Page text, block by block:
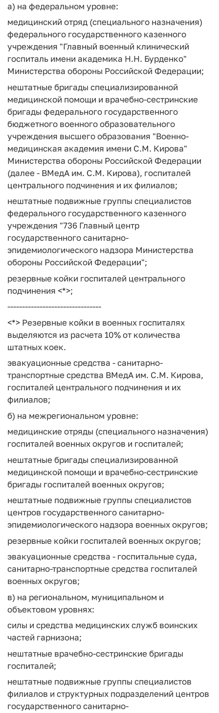
а) на федеральном уровне:
медицинский отряд (специального назначения)
федерального государственного казенного
учреждения "Главный военный клинический
госпиталь имени академика Н.Н. Бурденко"
Министерства обороны Российской Федерации;
нештатные бригады специализированной
медицинской помощи и врачебно-сестринские
бригады федерального государственного
бюджетного военного образовательного
учреждения высшего образования "Военно-
медицинская академия имени С.М. Кирова"
Министерства обороны Российской Федерации
(далее - ВМедА им. С.М. Кирова), госпиталей
центрального подчинения и их филиалов;
нештатные подвижные группы специалистов
федерального государственного казенного
учреждения "736 Главный центр
государственного санитарно-
эпидемиологического надзора Министерства
обороны Российской Федерации";
резервные койки госпиталей центрального
подчинения <*>;
--------------------------------
<*> Резервные койки в военных госпиталях
выделяются из расчета 10% от количества
штатных коек.
эвакуационные средства - санитарно-
транспортные средства ВМедА им. С.М. Кирова,
госпиталей центрального подчинения и их
филиалов;
б) на межрегиональном уровне:
медицинские отряды (специального назначения)
госпиталей военных округов и госпиталей;
нештатные бригады специализированной
медицинской помощи и врачебно-сестринские
бригады госпиталей военных округов;
нештатные подвижные группы специалистов
центров государственного санитарно-
эпидемиологического надзора военных округов;
резервные койки госпиталей военных округов;
эвакуационные средства - госпитальные суда,
санитарно-транспортные средства госпиталей
военных округов;
в) на региональном, муниципальном и
объектовом уровнях:
силы и средства медицинских служб воинских
частей гарнизона;
нештатные врачебно-сестринские бригады
госпиталей;
нештатные подвижные группы специалистов
филиалов и структурных подразделений центров
государственного санитарно-